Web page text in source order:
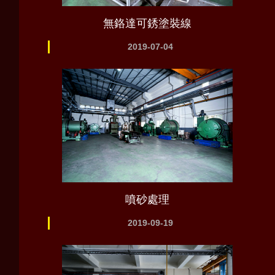
無鉻達可銹塗裝線
2019-07-04
噴砂處理
2019-09-19